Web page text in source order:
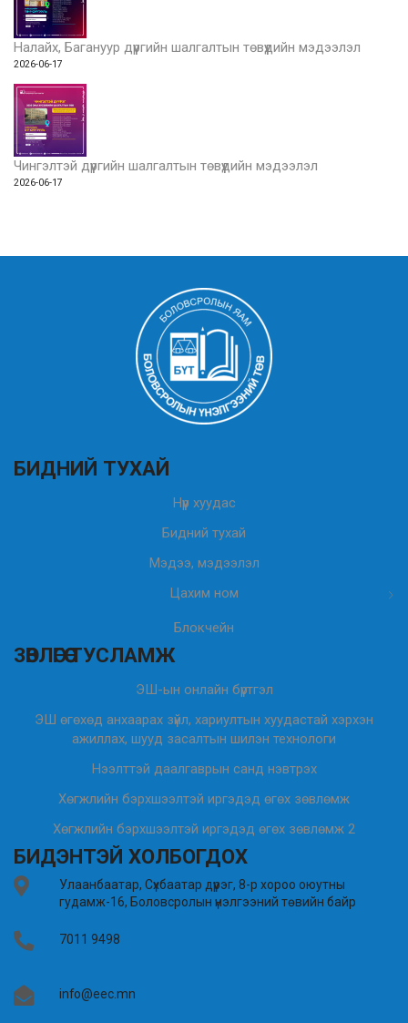
Налайх, Багануур дүүргийн шалгалтын төвүүдийн мэдээлэл
2026-06-17
Чингэлтэй дүүргийн шалгалтын төвүүдийн мэдээлэл
2026-06-17
БИДНИЙ ТУХАЙ
Нүүр хуудас
Бидний тухай
Мэдээ, мэдээлэл
Цахим ном
Блокчейн
ЗӨВЛӨГӨӨ ТУСЛАМЖ
ЭШ-ын онлайн бүртгэл
ЭШ өгөхөд анхаарах зүйл, хариултын хуудастай хэрхэн
ажиллах, шууд засалтын шилэн технологи
Нээлттэй даалгаврын санд нэвтрэх
Хөгжлийн бэрхшээлтэй иргэдэд өгөх зөвлөмж
Хөгжлийн бэрхшээлтэй иргэдэд өгөх зөвлөмж 2
БИДЭНТЭЙ ХОЛБОГДОХ
Улаанбаатар, Сүхбаатар дүүрэг, 8-р хороо оюутны
гудамж-16, Боловсролын үнэлгээний төвийн байр
7011 9498
info@eec.mn